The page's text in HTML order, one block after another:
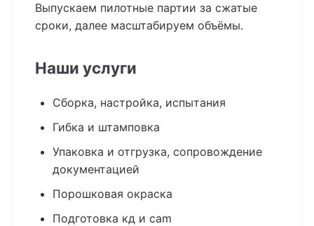
Выпускаем пилотные партии за сжатые
сроки, далее масштабируем объёмы.
Наши услуги
Сборка, настройка, испытания
Гибка и штамповка
Упаковка и отгрузка, сопровождение
документацией
Порошковая окраска
Подготовка кд и cam